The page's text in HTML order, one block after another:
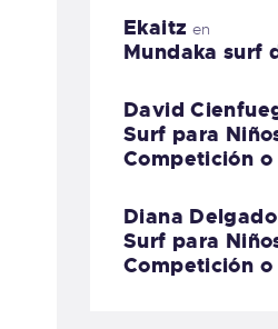
Ekaitz en
Mundaka surf
David
Surf para
Competición o
Diana Delgado
Surf para
Competición o